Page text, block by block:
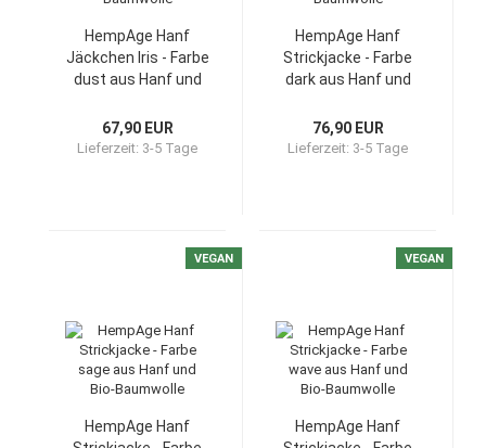
HempAge Hanf
Jäckchen Iris - Farbe
dust aus Hanf und
67,90 EUR
Lieferzeit: 3-5 Tage
HempAge Hanf
Strickjacke - Farbe
dark aus Hanf und
76,90 EUR
Lieferzeit: 3-5 Tage
VEGAN
HempAge Hanf
VEGAN
HempAge Hanf